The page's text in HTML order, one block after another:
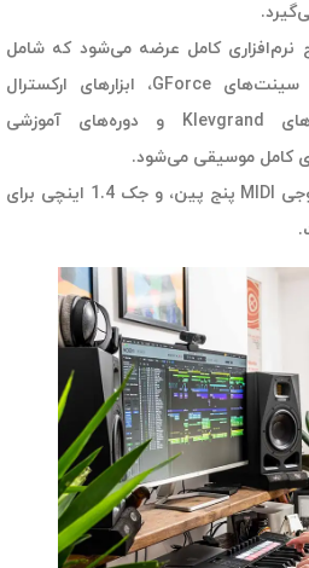
کامل عرضه می‌شود که شامل
Ableton Live Lite، مجموعه سینت‌های GForce، ابزارهای ارکسترال
Orchestral Tools، پلاگین‌های Klevgrand و دوره‌های آموزشی
این کنترلر به درگاه USB-C، خروجی MIDI پنج پین، و جک 1.4 اینچی برای